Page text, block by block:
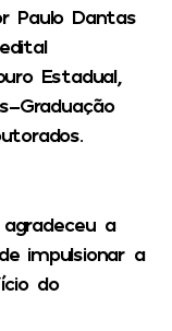
Paulo Dantas
Estadual,
Graduação
a
impulsionar a
do